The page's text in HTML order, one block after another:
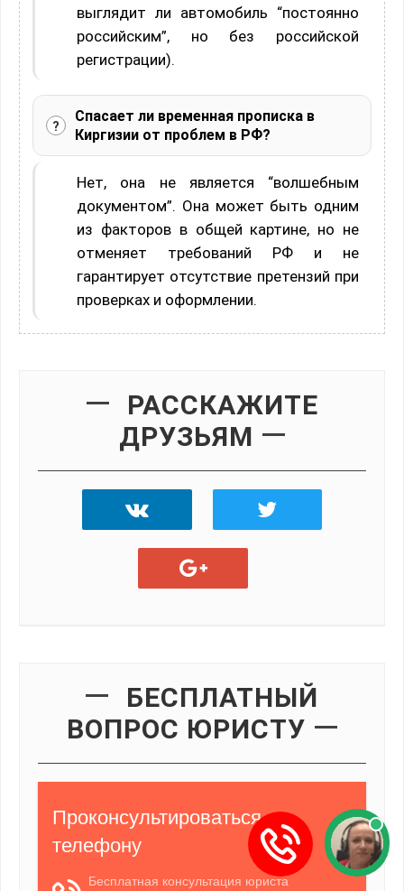
выглядит ли автомобиль “постоянно
российским”, но без российской
регистрации).
Спасает ли временная прописка в
Киргизии от проблем в РФ?
Нет, она не является “волшебным
документом”. Она может быть одним
из факторов в общей картине, но не
отменяет требований РФ и не
гарантирует отсутствие претензий при
проверках и оформлении.
РАССКАЖИТЕ
ДРУЗЬЯМ
БЕСПЛАТНЫЙ
ВОПРОС ЮРИСТУ